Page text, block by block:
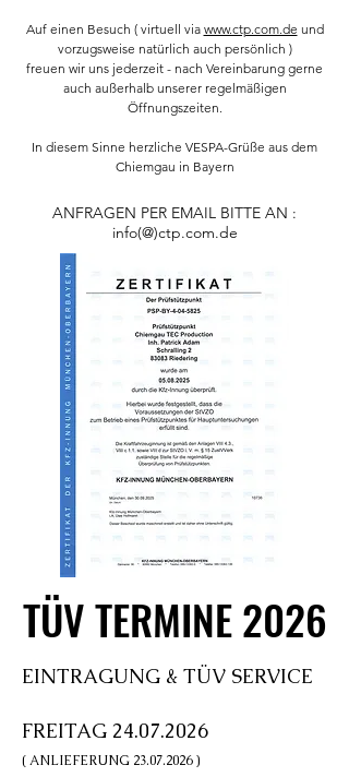
Auf einen Besuch ( virtuell via www.ctp.com.de und
vorzugsweise natürlich auch persönlich )
freuen wir uns jederzeit - nach Vereinbarung gerne
auch außerhalb unserer regelmäßigen
Öffnungszeiten.
In diesem Sinne herzliche VESPA-Grüße aus dem
Chiemgau in Bayern
ANFRAGEN PER EMAIL BITTE AN :
info(@)ctp.com.de​
TÜV TERMINE 2026
TÜV TERMINE 2026
EINTRAGUNG & TÜV SERVICE
FREITAG 24.07.2026
( ANLIEFERUNG 23.07.2026)